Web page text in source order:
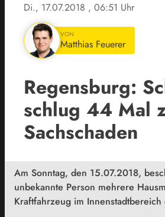
Di., 17.07.2018 , 06:51 Uhr
VON
Matthias Feuerer
Regensburg:
schlug 44 Mal
Sachschaden
Am Sonntag, den 15.07.2018,
unbekannte Person mehrere
Kraftfahrzeug im